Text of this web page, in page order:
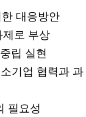
대응방안
로 부상
립 실현
기업 협력과 과
필요성